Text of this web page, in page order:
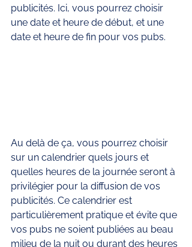
publicités. Ici, vous pourrez choisir
une date et heure de début, et une
date et heure de fin pour vos pubs.
Au delà de ça, vous pourrez choisir
sur un calendrier quels jours et
quelles heures de la journée seront à
privilégier pour la diffusion de vos
publicités. Ce calendrier est
particulièrement pratique et évite que
vos pubs ne soient publiées au beau
milieu de la nuit ou durant des heures